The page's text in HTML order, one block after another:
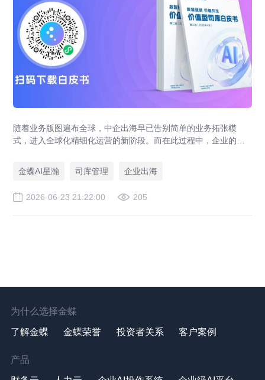
随着业务版图遍布全球，中企出海早已告别简单的业务拓张模
式，进入全球化精细化运营的新阶段。而在此过程中，企业的资
台支撑的司库，如今已然逆袭升级，成为企业全球资源配置的核
心中枢与战略决策的重要参谋，扛起了全球资金管控、风险对
金蝶AI星瀚 司库管理 企业出海
2026-06-23 21:22:00 205
为什么选择金蝶
了解金蝶 金蝶荣誉 投资者关系 客户案例
产品